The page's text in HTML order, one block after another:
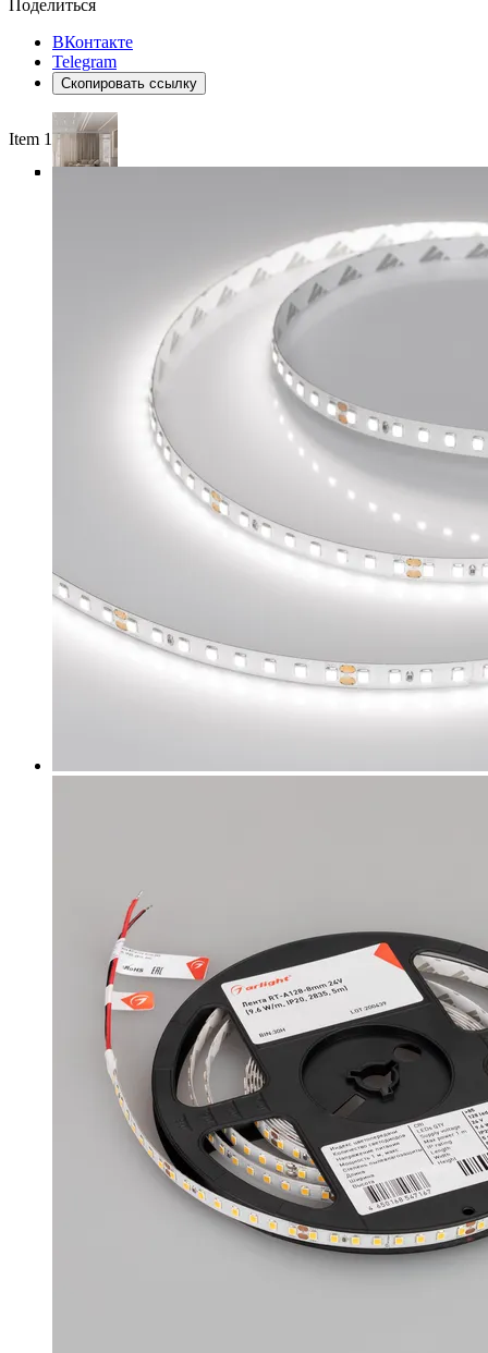
Поделиться
ВКонтакте
Telegram
Скопировать ссылку
Item 1 of 5